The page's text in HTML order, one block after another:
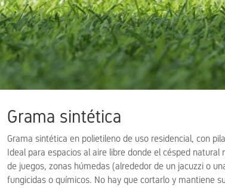
Grama sintética
Grama sintética en polietileno de uso residencial, con
Ideal para espacios al aire libre donde el césped
de juegos, zonas húmedas (alrededor de un jacuzzi o
fungicidas o químicos. No hay que cortarlo y mantiene